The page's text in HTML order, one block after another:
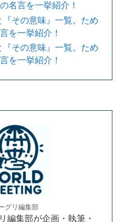
名言を一挙紹介！
『その意味』一覧。ため
を一挙紹介！
『その意味』一覧。ため
を一挙紹介！
グリ編集部
編集部が企画・執筆・